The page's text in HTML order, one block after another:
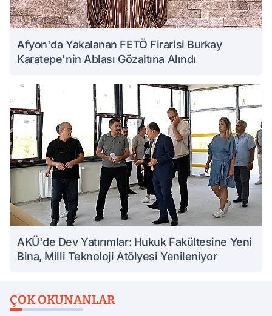
Afyon'da Yakalanan FETÖ Firarisi Burkay
Karatepe'nin Ablası Gözaltına Alındı
AKÜ'de Dev Yatırımlar: Hukuk Fakültesine Yeni
Bina, Milli Teknoloji Atölyesi Yenileniyor
ÇOK OKUNANLAR